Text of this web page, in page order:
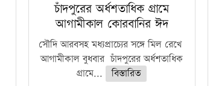
চাঁদপুরের অর্ধশতাধিক গ্রামে
আগামীকাল কোরবানির ঈদ
সৌদি আরবসহ মধ্যপ্রাচ্যের সঙ্গে মিল রেখে
আগামীকাল বুধবার চাঁদপুরের অর্ধশতাধিক
গ্রামে...
বিস্তারিত